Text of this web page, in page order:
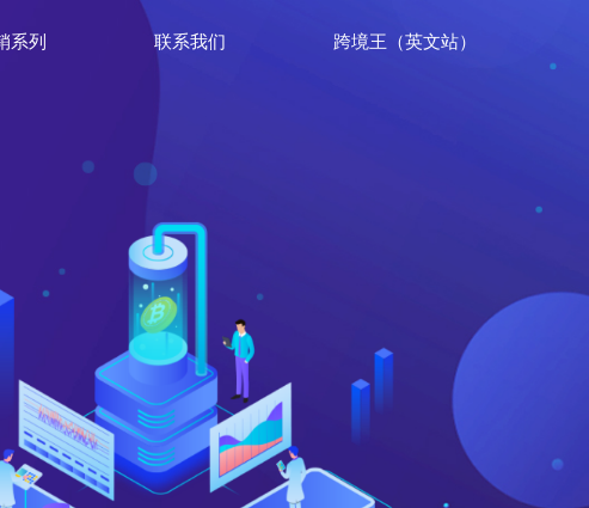
系列 联系我们 跨境王（英文站）